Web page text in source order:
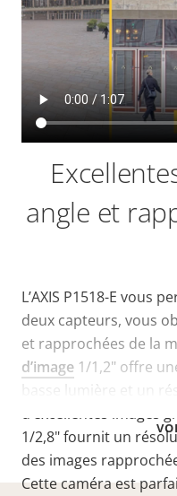
angle et
L’AXIS P1518-E vous
deux capteurs, vous
et rapprochées de la
d’image 1/1,2" offre
basse lumière et un
d’excellentes images
1/2,8" fournit un
des images
Cette caméra est